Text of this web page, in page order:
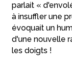
parlait «
à insuffler une
évoquait un
d'une nouvelle
les doigts !